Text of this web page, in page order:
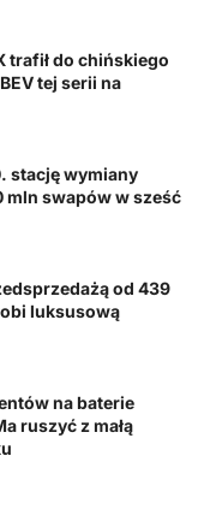
trafił do chińskiego
tej serii na
stację wymiany
mln swapów w sześć
od 439
luksusową
na baterie
ruszyć z małą